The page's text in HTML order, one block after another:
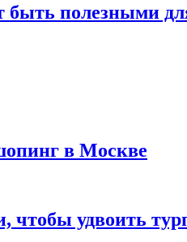
быть полезными
в Москве
чтобы удвоить